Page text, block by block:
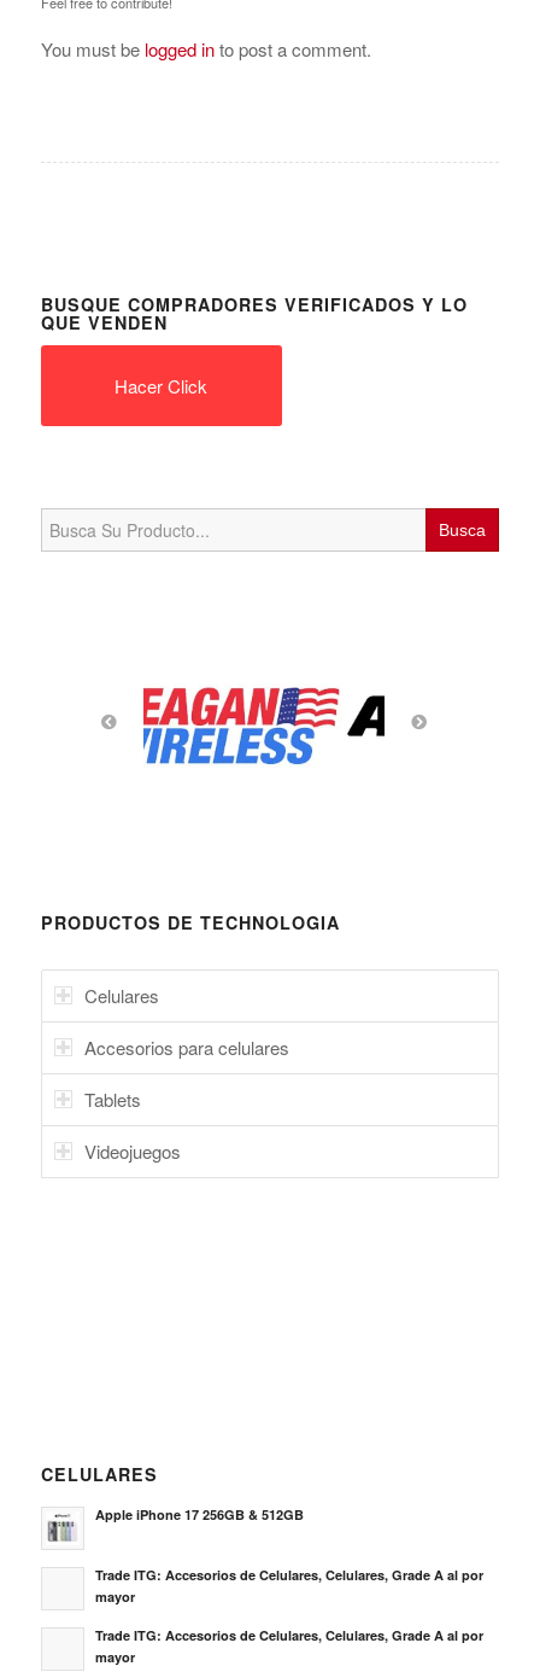
You must be logged into post a comment.
BUSQUE COMPRADORES VERIFICADOS Y LO
QUE VENDEN
Hacer Click
Search
for:
PRODUCTOS DE TECHNOLOGIA
Celulares
Accesorios para celulares
Tablets
Videojuegos
CELULARES
Apple iPhone 17 256GB & 512GB
Trade ITG: Accesorios de Celulares, Celulares, Grade A al por
mayor
Trade ITG: Accesorios de Celulares, Celulares, Grade A al por
mayor